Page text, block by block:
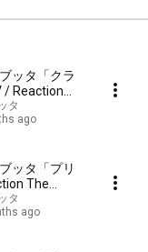
ッタ「クラ
/ Reaction
タ
ago
ッタ「プリ
The
タ
ago